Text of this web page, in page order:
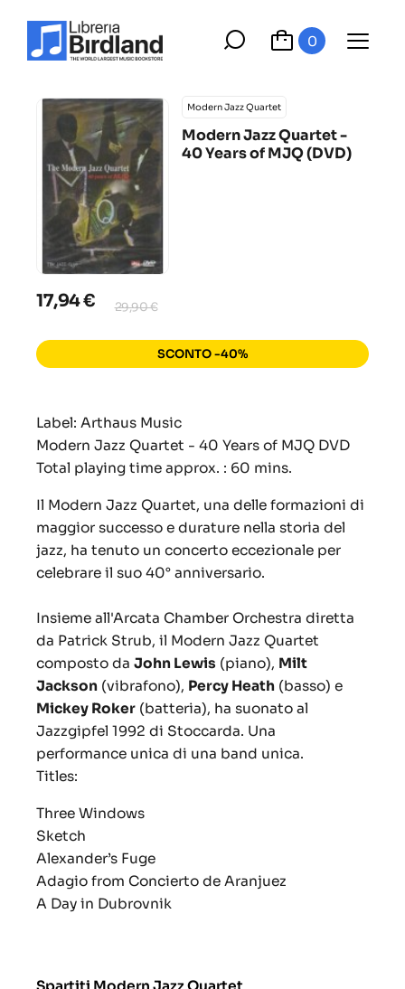
0
Modern Jazz Quartet
Modern Jazz Quartet -
40 Years of MJQ (DVD)
17,94 € 29,90 €
SCONTO -40%
Label: Arthaus Music
Modern Jazz Quartet - 40 Years of MJQ DVD
Total playing time approx. : 60 mins.
Il Modern Jazz Quartet, una delle formazioni di
maggior successo e durature nella storia del
jazz, ha tenuto un concerto eccezionale per
celebrare il suo 40° anniversario.
Insieme all'Arcata Chamber Orchestra diretta
da Patrick Strub, il Modern Jazz Quartet
composto da John Lewis (piano), Milt
Jackson (vibrafono), Percy Heath (basso) e
Mickey Roker (batteria), ha suonato al
Jazzgipfel 1992 di Stoccarda. Una
performance unica di una band unica.
Titles:
Three Windows
Sketch
Alexander’s Fuge
Adagio from Concierto de Aranjuez
A Day in Dubrovnik